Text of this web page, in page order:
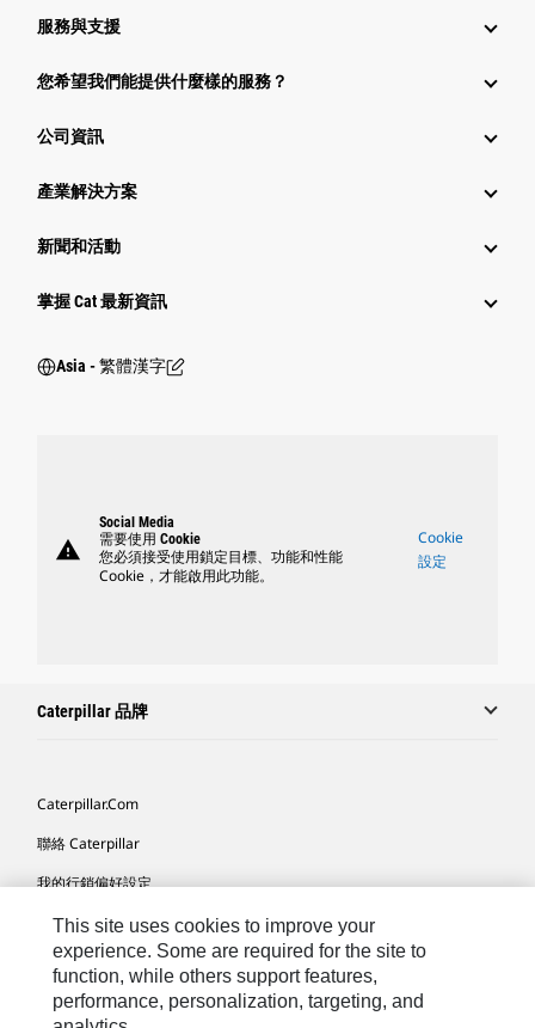
服務與支援
您希望我們能提供什麼樣的服務？
公司資訊
產業解決方案
新聞和活動
掌握 Cat 最新資訊
Asia - 繁體漢字
warning
Social Media
需要使用 Cookie
您必須接受使用鎖定目標、功能和性能
Cookie，才能啟用此功能。
Cookie
設定
Caterpillar 品牌
Caterpillar.com
聯絡 Caterpillar
我的行銷偏好設定
網站地圖
Cookie Settings
法律
This site uses cookies to improve your
experience. Some are required for the site to
function, while others support features,
performance, personalization, targeting, and